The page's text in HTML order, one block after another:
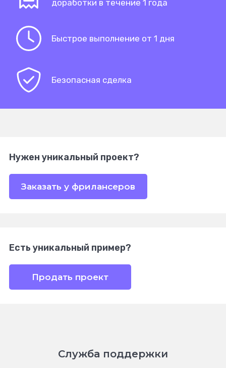
доработки в течение 1 года
Быстрое выполнение от 1 дня
Безопасная сделка
Нужен уникальный проект?
Заказать у фрилансеров
Есть уникальный пример?
Продать проект
Служба поддержки